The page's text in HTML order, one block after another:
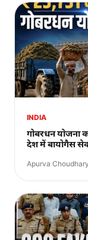
INDIA
गोबरधन योजना
देश में बायोगैस
Apurva Choudhary